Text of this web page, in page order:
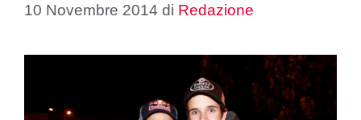
10 Novembre 2014 di Redazione